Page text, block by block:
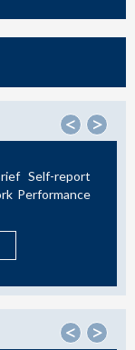
< >
report
< >